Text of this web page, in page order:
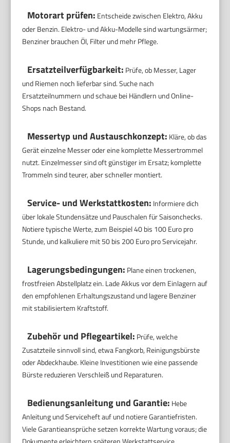
Motorart prüfen: Entscheide zwischen Elektro, Akku
oder Benzin. Elektro- und Akku-Modelle sind wartungsärmer;
Benziner brauchen Öl, Filter und mehr Pflege.
Ersatzteilverfügbarkeit: Prüfe, ob Messer, Lager
und Riemen noch lieferbar sind. Suche nach
Ersatzteilnummern und schaue bei Händlern und Online-
Shops nach Bestand.
Messertyp und Austauschkonzept: Kläre, ob das
Gerät einzelne Messer oder eine komplette Messertrommel
nutzt. Einzelmesser sind oft günstiger im Ersatz; komplette
Trommeln sind teurer, aber schneller montiert.
Service- und Werkstattkosten: Informiere dich
über lokale Stundensätze und Pauschalen für Saisonchecks.
Notiere typische Werte, zum Beispiel 40 bis 100 Euro pro
Stunde, und kalkuliere mit 50 bis 200 Euro pro Servicejahr.
Lagerungsbedingungen: Plane einen trockenen,
frostfreien Abstellplatz ein. Lade Akkus vor dem Einlagern auf
den empfohlenen Erhaltungszustand und lagere Benziner
mit stabilisiertem Kraftstoff.
Zubehör und Pflegeartikel: Prüfe, welche
Zusatzteile sinnvoll sind, etwa Fangkorb, Reinigungsbürste
oder Abdeckhaube. Kleine Investitionen wie eine passende
Bürste reduzieren Verschleiß und Reparaturen.
Bedienungsanleitung und Garantie: Hebe
Anleitung und Serviceheft auf und notiere Garantiefristen.
Viele Garantieansprüche setzen korrekte Wartung voraus; die